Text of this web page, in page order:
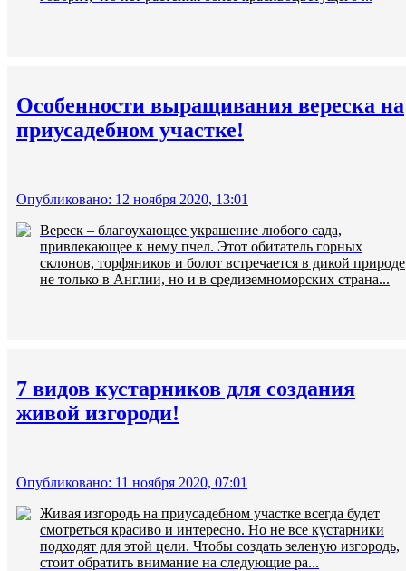
Особенности выращивания вереска на
приусадебном участке!
Опубликовано: 12 ноября 2020, 13:01
Вереск – благоухающее украшение любого сада,
привлекающее к нему пчел. Этот обитатель горных
склонов, торфяников и болот встречается в дикой природе
не только в Англии, но и в средиземноморских страна...
7 видов кустарников для создания
живой изгороди!
Опубликовано: 11 ноября 2020, 07:01
Живая изгородь на приусадебном участке всегда будет
смотреться красиво и интересно. Но не все кустарники
подходят для этой цели. Чтобы создать зеленую изгородь,
стоит обратить внимание на следующие ра...